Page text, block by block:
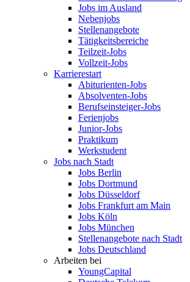
Jobs im Ausland
Nebenjobs
Stellenangebote
Tätigkeitsbereiche
Teilzeit-Jobs
Vollzeit-Jobs
Karrierestart
Abiturienten-Jobs
Absolventen-Jobs
Berufseinsteiger-Jobs
Ferienjobs
Junior-Jobs
Praktikum
Werkstudent
Jobs nach Stadt
Jobs Berlin
Jobs Dortmund
Jobs Düsseldorf
Jobs Frankfurt am Main
Jobs Köln
Jobs München
Stellenangebote nach Stadt
Jobs Deutschland
Arbeiten bei
YoungCapital